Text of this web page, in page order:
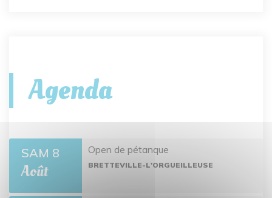
Agenda
SAM 8
Août
Open de pétanque
BRETTEVILLE-L'ORGUEILLEUSE